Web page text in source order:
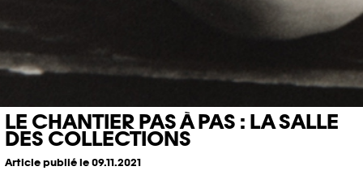
LE CHANTIER PAS À PAS : LA SALLE
DES COLLECTIONS
Article publié le 09.11.2021